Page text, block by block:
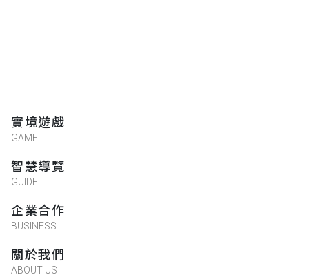
實境遊戲
GAME
智慧導覽
GUIDE
企業合作
BUSINESS
關於我們
ABOUT US